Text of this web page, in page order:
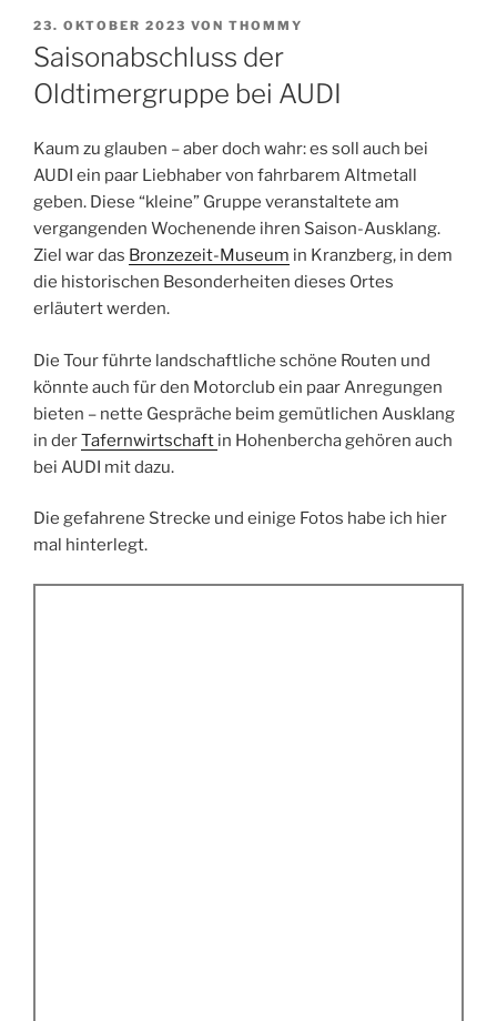
VERÖFFENTLICHT
AM
23. OKTOBER 2023 VON THOMMY
Saisonabschluss der
Oldtimergruppe bei AUDI
Kaum zu glauben – aber doch wahr: es soll auch bei
AUDI ein paar Liebhaber von fahrbarem Altmetall
geben. Diese “kleine” Gruppe veranstaltete am
vergangenden Wochenende ihren Saison-Ausklang.
Ziel war das Bronzezeit-Museum in Kranzberg, in dem
die historischen Besonderheiten dieses Ortes
erläutert werden.
Die Tour führte landschaftliche schöne Routen und
könnte auch für den Motorclub ein paar Anregungen
bieten – nette Gespräche beim gemütlichen Ausklang
in derTafernwirtschaft in Hohenbercha gehören auch
bei AUDI mit dazu.
Die gefahrene Strecke und einige Fotos habe ich hier
mal hinterlegt.